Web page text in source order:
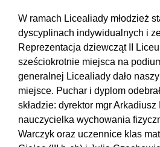
W ramach Licealiady młodzież
dyscyplinach indywidualnych i
Reprezentacja dziewcząt II
sześciokrotnie miejsca na
generalnej Licealiady dało
miejsce. Puchar i dyplom
składzie: dyrektor mgr Arkadiusz
nauczycielka wychowania
Warczyk oraz uczennice klas